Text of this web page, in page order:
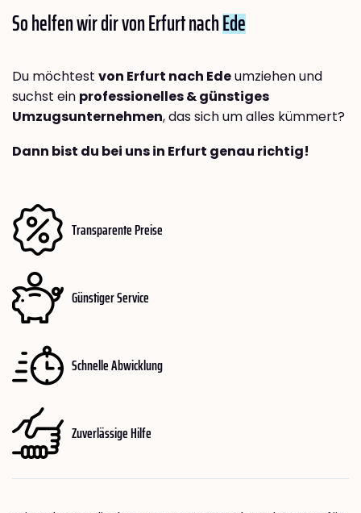
So helfen wir dir von Erfurt nachEde
Du möchtest von Erfurt nach Edeumziehen und
suchst ein professionelles & günstiges
Umzugsunternehmen, das sich um alles kümmert?
Dann bist du bei uns in Erfurt genau richtig!
Transparente Preise
Günstiger Service
Schnelle Abwicklung
Zuverlässige Hilfe